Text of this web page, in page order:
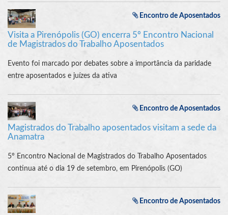
Encontro de Aposentados
Visita a Pirenópolis (GO) encerra 5º Encontro Nacional
de Magistrados do Trabalho Aposentados
Evento foi marcado por debates sobre a importância da paridade
entre aposentados e juízes da ativa
Encontro de Aposentados
Magistrados do Trabalho aposentados visitam a sede da
Anamatra
5º Encontro Nacional de Magistrados do Trabalho Aposentados
continua até o dia 19 de setembro, em Pirenópolis (GO)
Encontro de Aposentados